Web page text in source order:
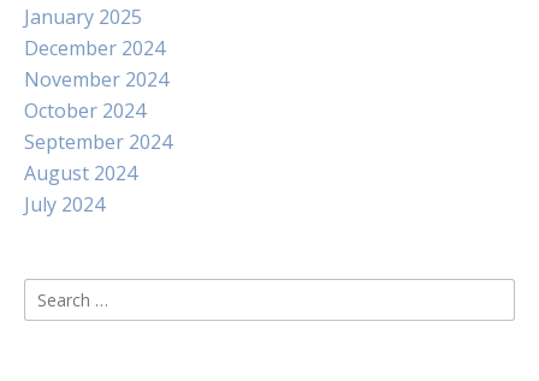
January 2025
December 2024
November 2024
October 2024
September 2024
August 2024
July 2024
Search
for: